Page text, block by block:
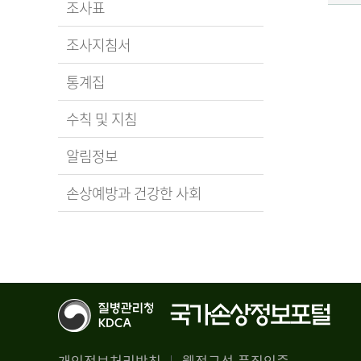
조사표
조사지침서
통계집
수칙 및 지침
알림정보
손상예방과 건강한 사회